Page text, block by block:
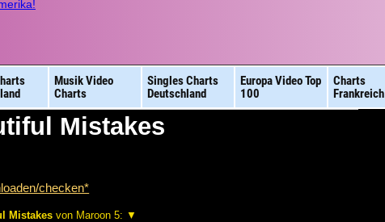
Musik Video
Charts
Singles Charts
Deutschland
Europa VideoTop
100
Charts
Frankreich
Mistakes
checken*
Mistakes von Maroon 5: ▼